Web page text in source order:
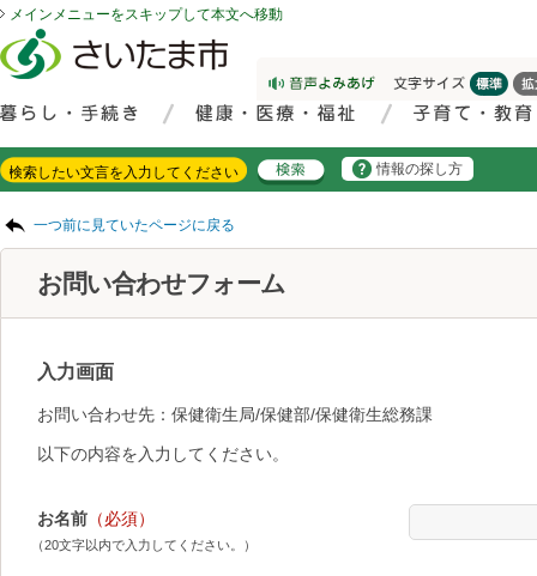
メインメニューをスキップして本文へ移動
情報の探し方
一つ前に見ていたページに戻る
お問い合わせフォーム
入力画面
お問い合わせ先：保健衛生局/保健部/保健衛生総務課
以下の内容を入力してください。
お名前 （必須）
（20文字以内で入力してください。）